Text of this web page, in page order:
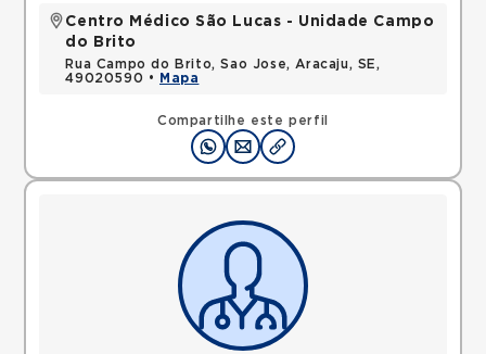
Compartilhe este perfil
Centro Médico São Lucas - Unidade Campo
do Brito
Rua Campo do Brito, Sao Jose, Aracaju, SE,
49020590 •
Mapa